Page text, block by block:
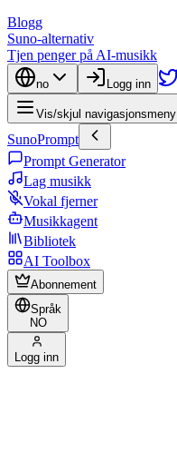
Blogg
Suno-alternativ
Tjen penger på AI-musikk
no Logg inn
Vis/skjul navigasjonsmeny
SunoPrompt
Prompt Generator
Lag musikk
Vokal fjerner
Musikkagent
Bibliotek
AI Toolbox
Abonnement
Språk
NO
Logg inn